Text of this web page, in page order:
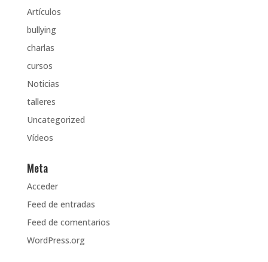
Artículos
bullying
charlas
cursos
Noticias
talleres
Uncategorized
Vídeos
Meta
Acceder
Feed de entradas
Feed de comentarios
WordPress.org